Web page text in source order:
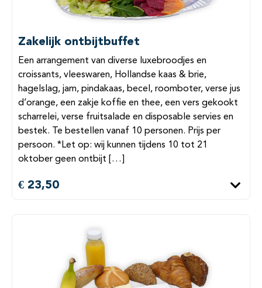
Zakelijk ontbijtbuffet
Een arrangement van diverse luxebroodjes en
croissants, vleeswaren, Hollandse kaas & brie,
hagelslag, jam, pindakaas, becel, roomboter, verse jus
d’orange, een zakje koffie en thee, een vers gekookt
scharrelei, verse fruitsalade en disposable servies en
bestek. Te bestellen vanaf 10 personen. Prijs per
persoon. *Let op: wij kunnen tijdens 10 tot 21
oktober geen ontbijt […]
€ 23,50